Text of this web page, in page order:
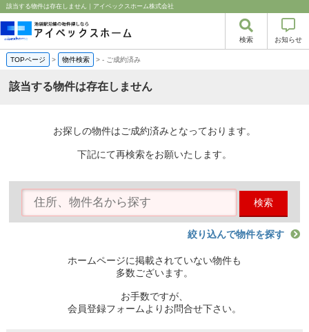
該当する物件は存在しません｜アイベックスホーム株式会社
検索 お知らせ
TOPページ > 物件検索 >- ご成約済み
該当する物件は存在しません
お探しの物件はご成約済みとなっております。
下記にて再検索をお願いたします。
検索
絞り込んで物件を探す
ホームページに掲載されていない物件も
多数ございます。
お手数ですが、
会員登録フォームよりお問合せ下さい。